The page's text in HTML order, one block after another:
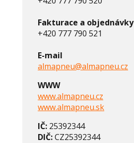
Fakturace a objednávky
+420 777 790 521
E-mail
almapneu@almapneu.cz
WWW
www.almapneu.cz
www.almapneu.sk
IČ: 25392344
DIČ:CZ25392344